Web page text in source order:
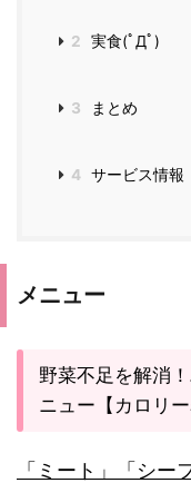
2 実食(ﾟДﾟ)
3 まとめ
4 サービス情報
メニュー
野菜不足を解消
ニュー【カロリー
「ミート」「シー